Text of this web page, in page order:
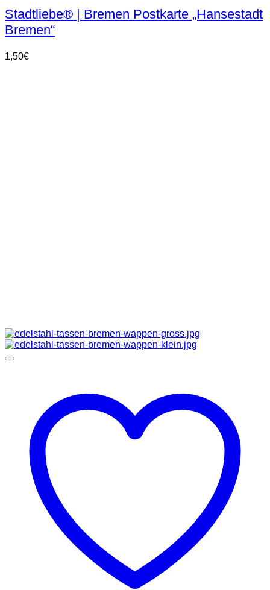
Stadtliebe® | Bremen Postkarte „Hansestadt
Bremen“
1,50€